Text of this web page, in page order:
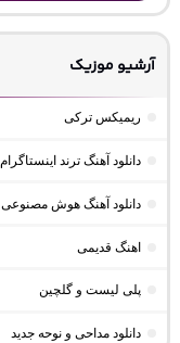
آرشیو موزیک
ریمیکس ترکی
دانلود آهنگ ترند اینستاگرام
دانلود آهنگ هوش مصنوعی
اهنگ قدیمی
پلی لیست و گلچین
دانلود مداحی و نوحه جدید